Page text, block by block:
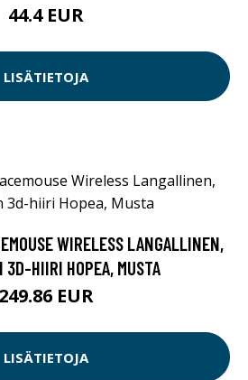
44.4 EUR
LISÄTIETOJA
WIRELESS LANGALLINEN,
3D-HIIRI HOPEA, MUSTA
249.86 EUR
LISÄTIETOJA